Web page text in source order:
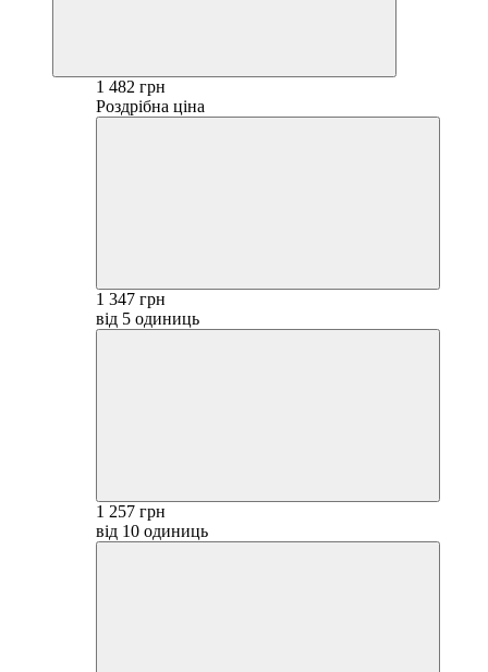
1 482 грн
Роздрібна ціна
1 347 грн
від 5 одиниць
1 257 грн
від 10 одиниць